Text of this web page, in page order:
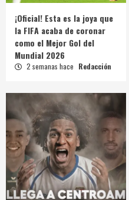
¡Oficial! Esta es la joya que
la FIFA acaba de coronar
como el Mejor Gol del
Mundial 2026
2 semanas hace Redacción